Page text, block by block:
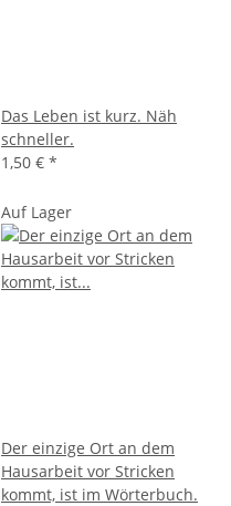
Das Leben ist kurz. Näh
schneller.
1,50 € *
Auf Lager
Der einzige Ort an dem
Hausarbeit vor Stricken
kommt, ist im Wörterbuch.